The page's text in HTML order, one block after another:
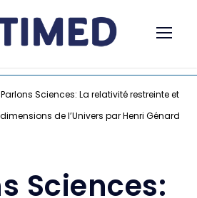
Parlons Sciences: La relativité restreinte et
de l’Univers par Henri Génard
Sciences: